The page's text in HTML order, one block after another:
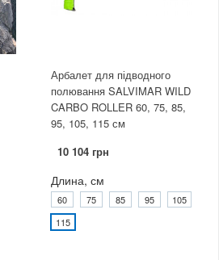
Арбалет для підводного
полювання SALVIMAR WILD
CARBO ROLLER 60, 75, 85,
95, 105, 115 см
10 104 грн
Длина, см
60 75 85 95
105
115